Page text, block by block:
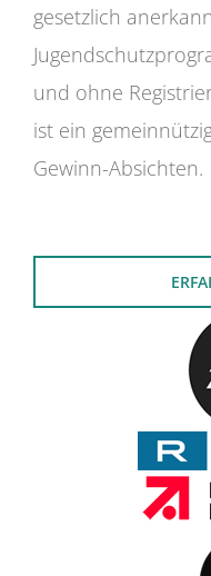
gesetzlich
und ohne
ist ein
Gewinn-Absichten.